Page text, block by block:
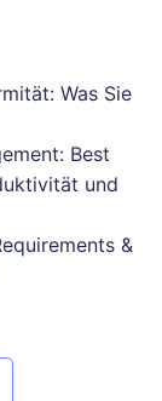
Was Sie
Best
und
&